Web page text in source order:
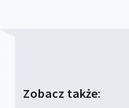
Zobacz także: